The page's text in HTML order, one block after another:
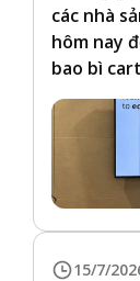
các nhà
hôm nay
bao bì
15/7/